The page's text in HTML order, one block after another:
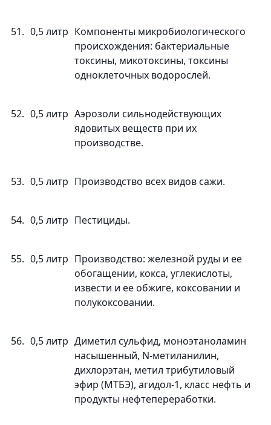
51. 0,5 литр Компоненты микробиологического
происхождения: бактериальные
токсины, микотоксины, токсины
одноклеточных водорослей.
52. 0,5 литр Аэрозоли сильнодействующих
ядовитых веществ при их
производстве.
53. 0,5 литр Производство всех видов сажи.
54. 0,5 литр Пестициды.
55. 0,5 литр Производство: железной руды и ее
обогащении, кокса, углекислоты,
извести и ее обжиге, коксовании и
полукоксовании.
56. 0,5 литр Диметил сульфид, моноэтаноламин
насышенный, N-метиланилин,
дихлорэтан, метил трибутиловый
эфир (МТБЭ), агидол-1, класс нефть и
продукты нефтепереработки.